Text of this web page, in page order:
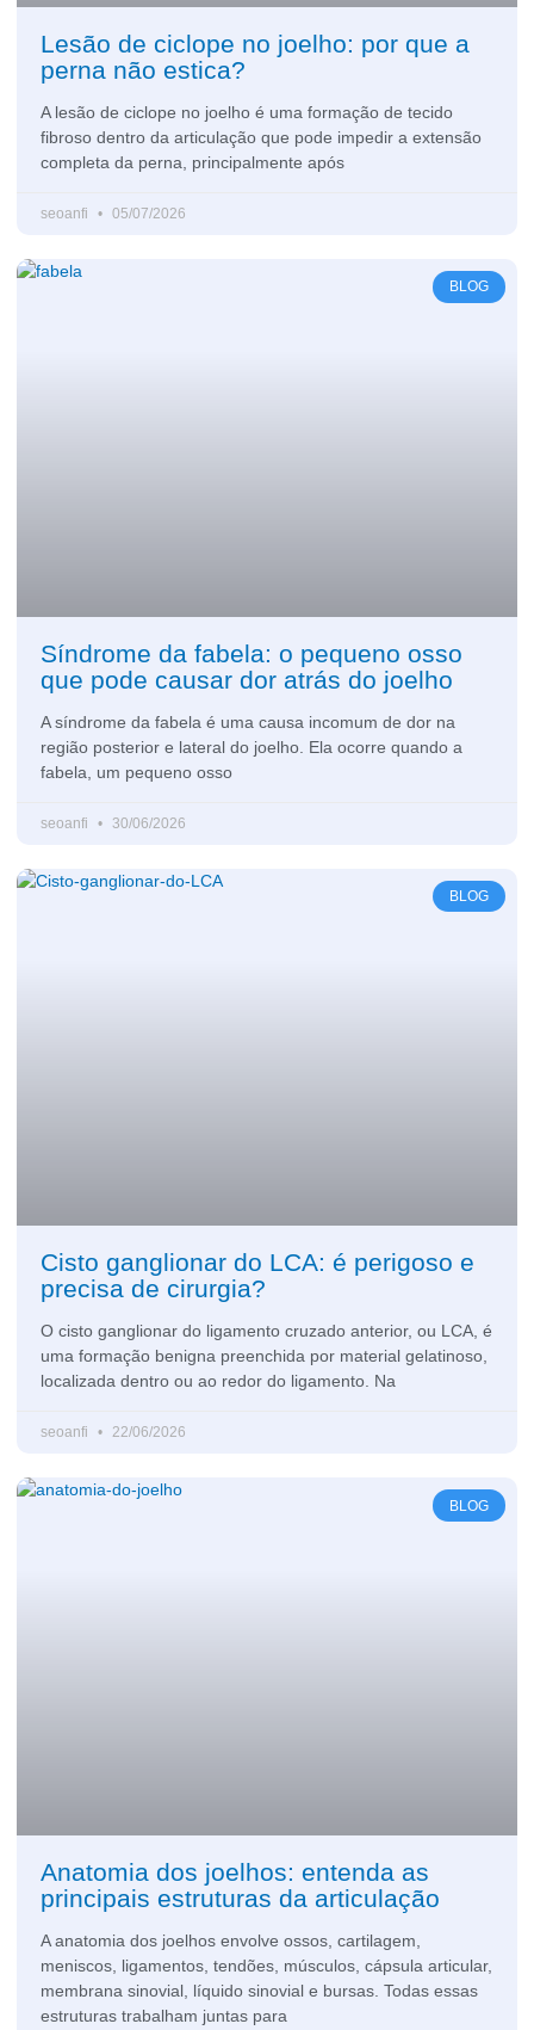
Lesão de ciclope no joelho: por que a
perna não estica?
A lesão de ciclope no joelho é uma formação de tecido
fibroso dentro da articulação que pode impedir a extensão
completa da perna, principalmente após
seoanfi 05/07/2026
BLOG
Síndrome da fabela: o pequeno osso
que pode causar dor atrás do joelho
A síndrome da fabela é uma causa incomum de dor na
região posterior e lateral do joelho. Ela ocorre quando a
fabela, um pequeno osso
seoanfi 30/06/2026
BLOG
Cisto ganglionar do LCA: é perigoso e
precisa de cirurgia?
O cisto ganglionar do ligamento cruzado anterior, ou LCA, é
uma formação benigna preenchida por material gelatinoso,
localizada dentro ou ao redor do ligamento. Na
seoanfi 22/06/2026
BLOG
Anatomia dos joelhos: entenda as
principais estruturas da articulação
A anatomia dos joelhos envolve ossos, cartilagem,
meniscos, ligamentos, tendões, músculos, cápsula articular,
membrana sinovial, líquido sinovial e bursas. Todas essas
estruturas trabalham juntas para